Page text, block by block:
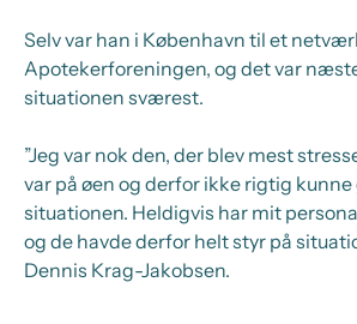
Selv var han i København til et
Apotekerforeningen, og det var
situationen sværest.
”Jeg var nok den, der blev mest
var på øen og derfor ikke rigtig kunne
situationen. Heldigvis har mit
og de havde derfor helt styr på
Dennis Krag-Jakobsen.